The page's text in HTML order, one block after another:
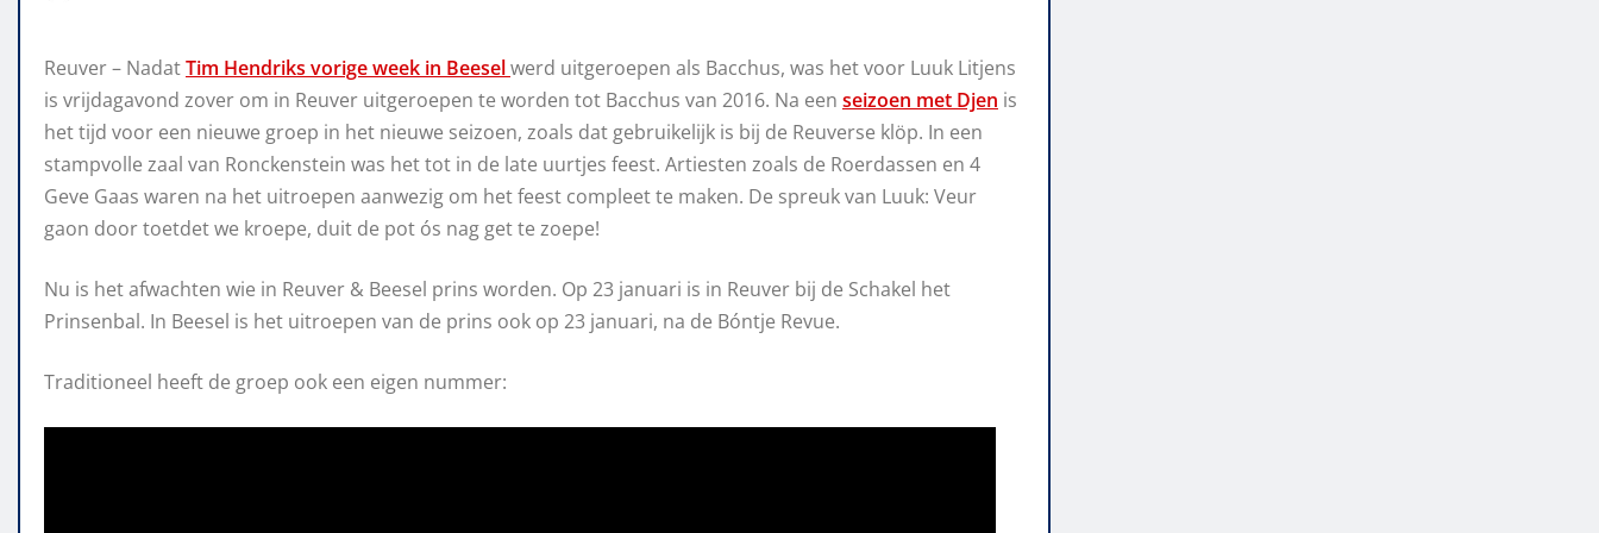
Reuver – NadatTim Hendriks vorige week in Beeselwerd uitgeroepen als Bacchus, was het voor Luuk Litjens
is vrijdagavond zover om in Reuver uitgeroepen te worden tot Bacchus van 2016. Na een seizoen met Djen is
het tijd voor een nieuwe groep in het nieuwe seizoen, zoals dat gebruikelijk is bij de Reuverse klöp. In een
stampvolle zaal van Ronckenstein was het tot in de late uurtjes feest. Artiesten zoals de Roerdassen en 4
Geve Gaas waren na het uitroepen aanwezig om het feest compleet te maken. De spreuk van Luuk: Veur
gaon door toetdet we kroepe, duit de pot ós nag get te zoepe!
Nu is het afwachten wie in Reuver & Beesel prins worden. Op 23 januari is in Reuver bij de Schakel het
Prinsenbal. In Beesel is het uitroepen van de prins ook op 23 januari, na de Bóntje Revue.
Traditioneel heeft de groep ook een eigen nummer: